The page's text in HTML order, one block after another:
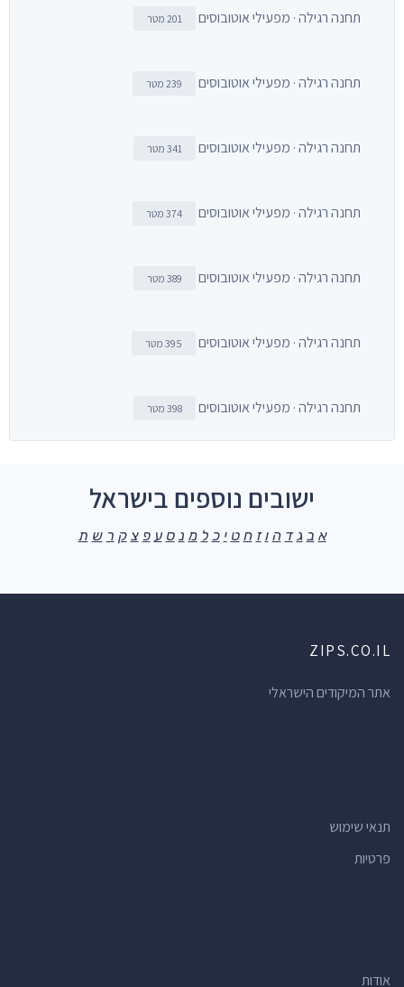
תחנה רגילה · מפעילי אוטובוסים 201 מטר
תחנה רגילה · מפעילי אוטובוסים 239 מטר
תחנה רגילה · מפעילי אוטובוסים 341 מטר
תחנה רגילה · מפעילי אוטובוסים 374 מטר
תחנה רגילה · מפעילי אוטובוסים 389 מטר
תחנה רגילה · מפעילי אוטובוסים 395 מטר
תחנה רגילה · מפעילי אוטובוסים 398 מטר
ישובים נוספים בישראל
א ב ג ד ה ו ז ח ט י כ ל מ נ ס ע פ צ ק ר ש ת
ZIPS.CO.IL
אתר המיקודים הישראלי
תנאי שימוש
פרטיות
אודות